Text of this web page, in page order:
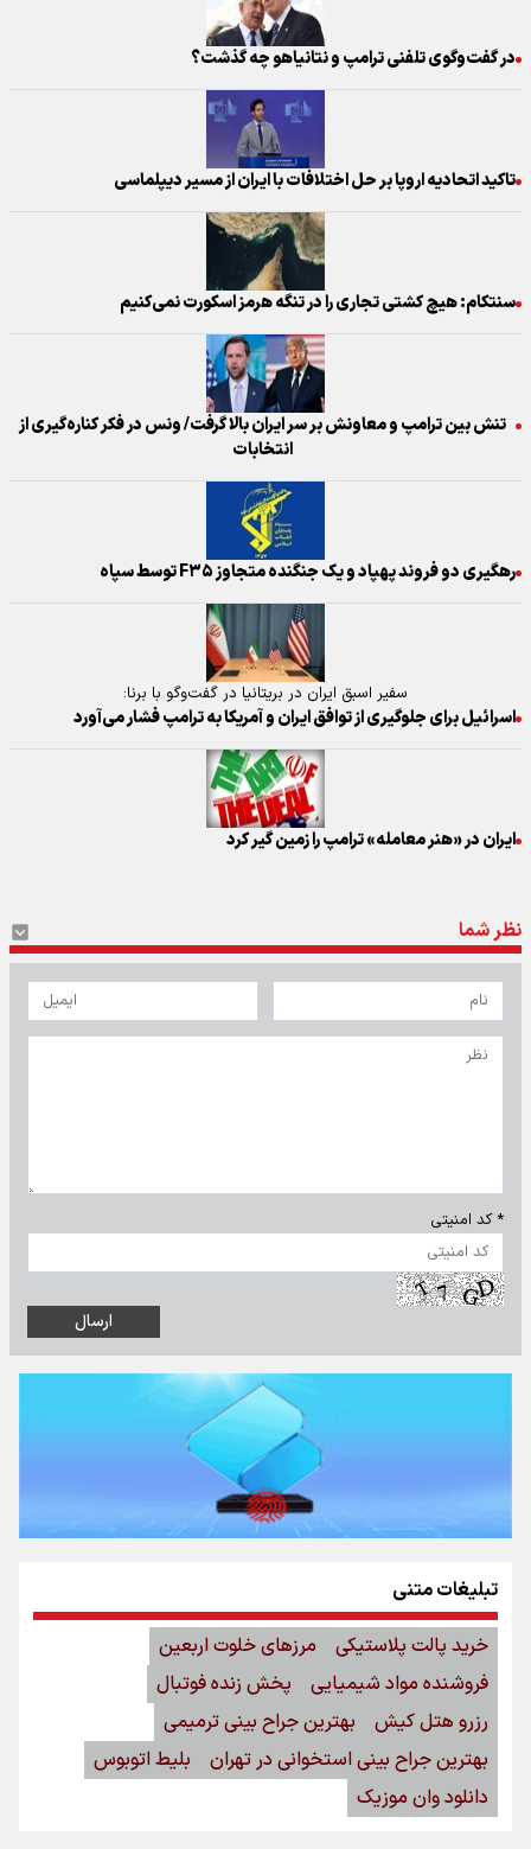
در گفت‌وگوی تلفنی ترامپ و نتانیاهو چه گذشت؟
تاکید اتحادیه اروپا بر حل اختلافات با ایران از مسیر دیپلماسی
سنتکام: هیچ کشتی تجاری را در تنگه هرمز اسکورت نمی‌کنیم
تنش بین ترامپ و معاونش بر سر ایران بالا گرفت/ ونس در فکر کناره‌گیری از
انتخابات
رهگیری دو فروند پهپاد و یک جنگنده متجاوز F۳۵ توسط سپاه
سفیر اسبق ایران در بریتانیا در گفت‌وگو با برنا:
اسرائیل برای جلوگیری از توافق ایران و آمریکا به ترامپ فشار می‌آورد
ایران در «هنر معامله» ترامپ را زمین گیر کرد
نظر شما
* کد امنیتی
تبلیغات متنی
خرید پالت پلاستیکی
مرزهای خلوت اربعین
فروشنده مواد شیمیایی
پخش زنده فوتبال
رزرو هتل کیش
بهترین جراح بینی ترمیمی
بهترین جراح بینی استخوانی در تهران
بلیط اتوبوس
دانلود وان موزیک